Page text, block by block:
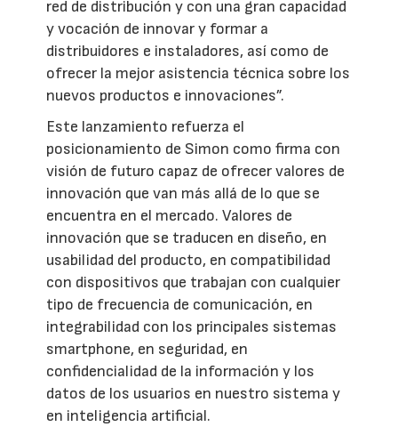
red de distribución y con una gran capacidad
y vocación de innovar y formar a
distribuidores e instaladores, así como de
ofrecer la mejor asistencia técnica sobre los
nuevos productos e innovaciones”.
Este lanzamiento refuerza el
posicionamiento de Simon como firma con
visión de futuro capaz de ofrecer valores de
innovación que van más allá de lo que se
encuentra en el mercado. Valores de
innovación que se traducen en diseño, en
usabilidad del producto, en compatibilidad
con dispositivos que trabajan con cualquier
tipo de frecuencia de comunicación, en
integrabilidad con los principales sistemas
smartphone, en seguridad, en
confidencialidad de la información y los
datos de los usuarios en nuestro sistema y
en inteligencia artificial.